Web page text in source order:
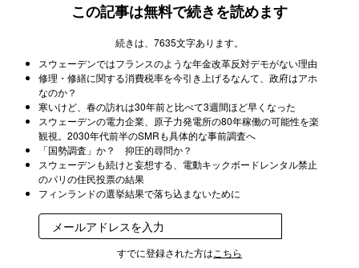
この記事は無料で続きを読めます
続きは、7635文字あります。
スウェーデンではフランスのような年金改革反対デモがない理由
修理・修繕に関する消費税率を今引き上げるなんて、政府はアホ
なのか？
寒いけど、春の訪れは30年前と比べて3週間ほど早くなった
スウェーデンの電力企業、原子力発電所の80年稼働の可能性を楽
観視。2030年代前半のSMRも具体的な事前調査へ
「国勢調査」か？ 抑圧的尋問か？
スウェーデンも続けと妄想する、電動キックボードレンタル禁止
のパリの住民投票の結果
フィンランドの選挙結果で落ち込まないために
すでに登録された方は こちら